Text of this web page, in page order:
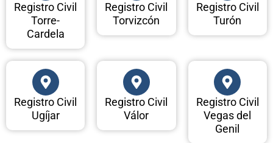
Registro Civil
Torre-
Cardela
Registro Civil
Torvizcón
Registro Civil
Turón
Registro Civil
Ugíjar
Registro Civil
Válor
Registro Civil
Vegas del
Genil